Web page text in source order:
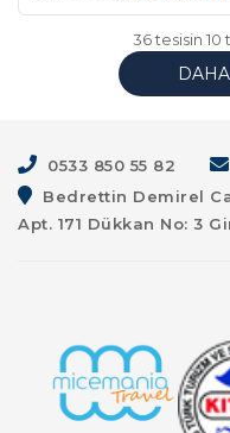
36 tesisin
0533 850 55 82
Bedrettin Demirel
Apt. 171 Dükkan No: 3